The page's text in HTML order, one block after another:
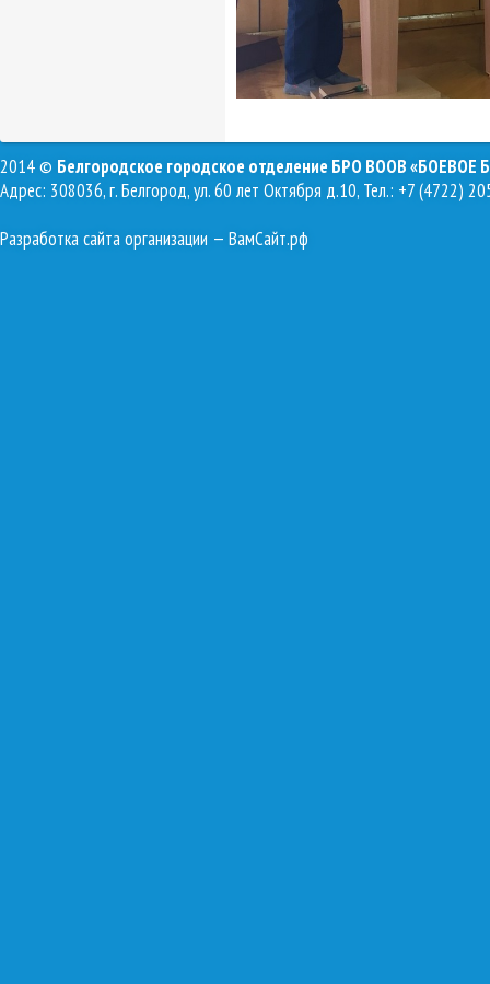
2014 © Белгородское городское отделение БРО ВООВ «БОЕВОЕ
Адрес: 308036, г. Белгород, ул. 60 лет Октября д.10, Тел.: +7 (4722)
Разработка сайта организации — ВамСайт.рф